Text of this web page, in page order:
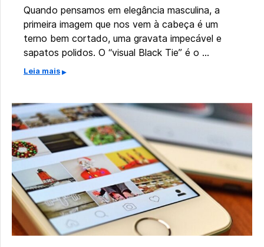
Quando pensamos em elegância masculina, a
primeira imagem que nos vem à cabeça é um
terno bem cortado, uma gravata impecável e
sapatos polidos. O “visual Black Tie” é o …
Leia mais